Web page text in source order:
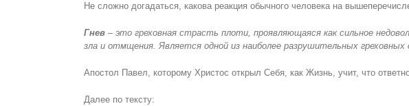
Не сложно догадаться, какова реакция обычного человека на
Гнев– это греховная страсть плоти, проявляющаяся как сильное
зла и отмщения. Является одной из наиболее разрушительных
Апостол Павел, которому Христос открыл Себя, как Жизнь, учит, что
Далее по тексту: